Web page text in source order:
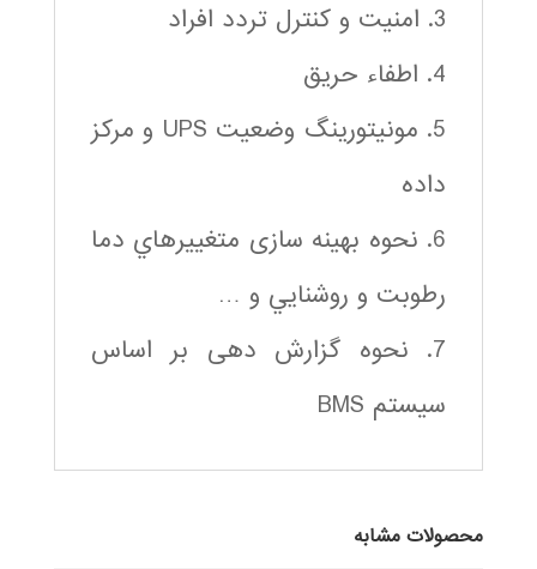
3. امنیت و کنترل تردد افراد
4. اطفاء حریق
5. مونیتورینگ وضعیت UPS و مرکز
داده
6. نحوه بهینه سازی متغییرهاي دما
رطوبت و روشنايي و …
7. نحوه گزارش دهی بر اساس
سیستم BMS
محصولات مشابه